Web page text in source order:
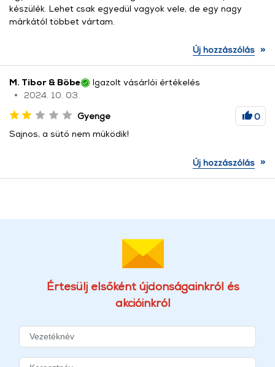
készülék. Lehet csak egyedül vagyok vele, de egy nagy
márkától többet vártam.
Új hozzászólás »
M. Tibor & Böbe
Igazolt vásárlói értékelés
2024. 10. 03.
Gyenge
0
Sajnos, a sütő nem működik!
Új hozzászólás »
Értesülj elsőként újdonságainkról és
akcióinkról